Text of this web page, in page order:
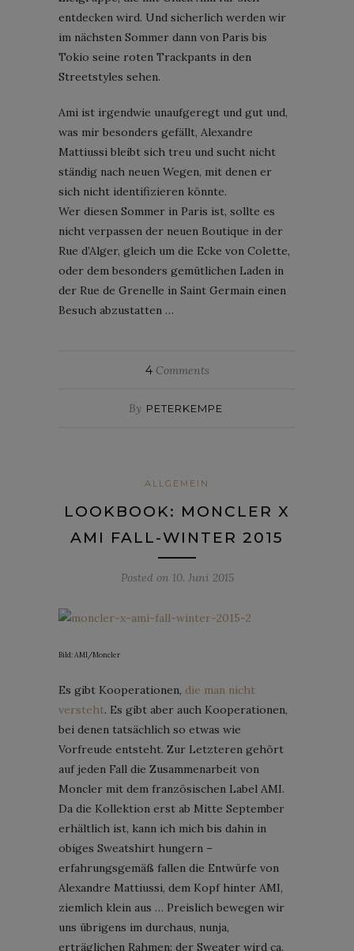
entdecken wird. Und sicherlich werden wir
im nächsten Sommer dann von Paris bis
Tokio seine roten Trackpants in den
Streetstyles sehen.
Ami ist irgendwie unaufgeregt und gut und,
was mir besonders gefällt, Alexandre
Mattiussi bleibt sich treu und sucht nicht
ständig nach neuen Wegen, mit denen er
sich nicht identifizieren könnte.
Wer diesen Sommer in Paris ist, sollte es
nicht verpassen der neuen Boutique in der
Rue d’Alger, gleich um die Ecke von Colette,
oder dem besonders gemütlichen Laden in
der Rue de Grenelle in Saint Germain einen
Besuch abzustatten …
4Comments
By PETERKEMPE
ALLGEMEIN
LOOKBOOK: MONCLER X
AMI FALL-WINTER 2015
Posted on 10. Juni 2015
Bild: AMI/Moncler
Es gibt Kooperationen, die man nicht
versteht. Es gibt aber auch Kooperationen,
bei denen tatsächlich so etwas wie
Vorfreude entsteht. Zur Letzteren gehört
auf jeden Fall die Zusammenarbeit von
Moncler mit dem französischen Label AMI.
Da die Kollektion erst ab Mitte September
erhältlich ist, kann ich mich bis dahin in
obiges Sweatshirt hungern –
erfahrungsgemäß fallen die Entwürfe von
Alexandre Mattiussi, dem Kopf hinter AMI,
ziemlich klein aus … Preislich bewegen wir
uns übrigens im durchaus, nunja,
erträglichen Rahmen: der Sweater wird ca.